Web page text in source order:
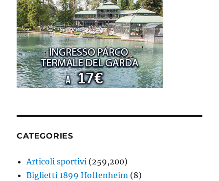
CATEGORIES
Articoli sportivi (259,200)
Biglietti 1899 Hoffenheim (8)